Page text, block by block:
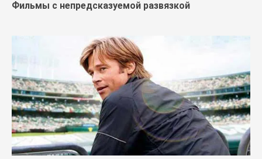
Фильмы с непредсказуемой развязкой